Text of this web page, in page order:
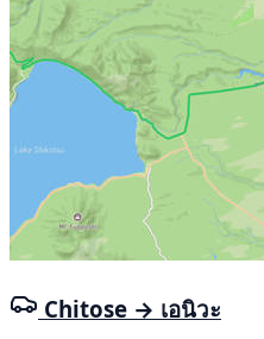
Chitose → เอนิวะ